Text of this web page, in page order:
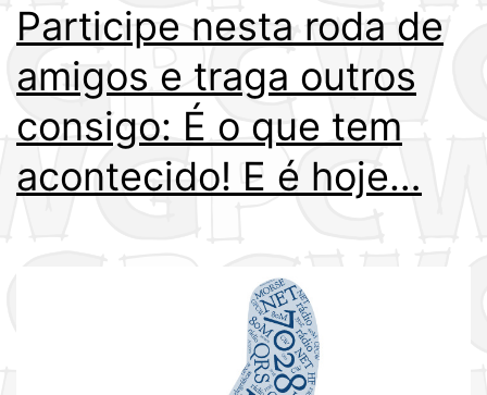
Participe nesta roda de
amigos e traga outros
consigo: É o que tem
acontecido! E é hoje…